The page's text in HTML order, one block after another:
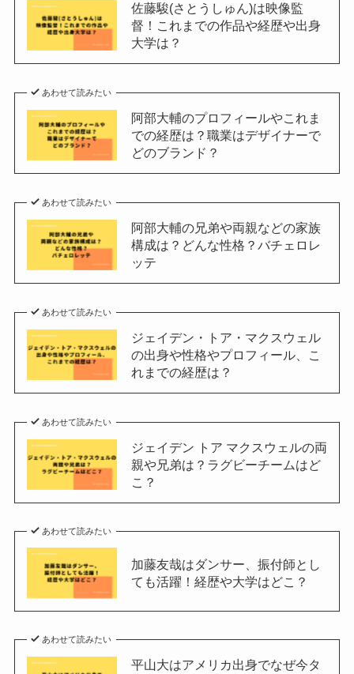
佐藤駿(さとうしゅん)は映像監
督！これまでの作品や経歴や出身
大学は？
あわせて読みたい
阿部大輔のプロフィールやこれま
での経歴は？職業はデザイナーで
どのブランド？
あわせて読みたい
阿部大輔の兄弟や両親などの家族
構成は？どんな性格？バチェロレ
ッテ
あわせて読みたい
ジェイデン・トア・マクスウェル
の出身や性格やプロフィール、こ
れまでの経歴は？
あわせて読みたい
ジェイデン トア マクスウェルの両
親や兄弟は？ラグビーチームはど
こ？
あわせて読みたい
加藤友哉はダンサー、振付師とし
ても活躍！経歴や大学はどこ？
あわせて読みたい
平山大はアメリカ出身でなぜ今タ